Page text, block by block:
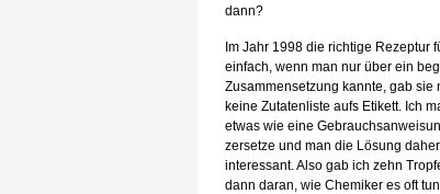
dann?
Im Jahr 1998 die richtige Rezeptur
einfach, wenn man nur über ein
Zusammensetzung kannte, gab sie
keine Zutatenliste aufs Etikett. Ich
etwas wie eine
zersetze und man die Lösung
interessant. Also gab ich zehn
dann daran, wie Chemiker es oft